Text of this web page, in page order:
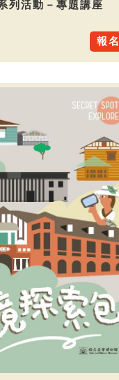
列活動－專題講座
報名